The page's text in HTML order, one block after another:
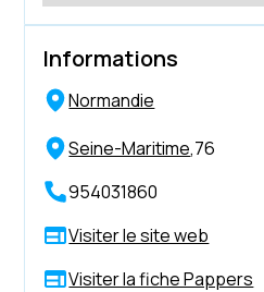
Informations
Normandie
Seine-Maritime,76
954031860
Visiter le site web
Visiter la fiche Pappers